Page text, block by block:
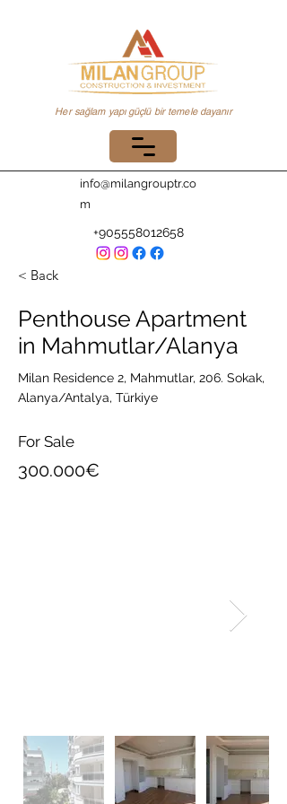
Her sağlam yapı güçlü bir temele dayanır
+905558012658
info@milangrouptr.co
m
< Back
Penthouse Apartment
in Mahmutlar/Alanya
Milan Residence 2, Mahmutlar, 206. Sokak,
Alanya/Antalya, Türkiye
For Sale
300.000€